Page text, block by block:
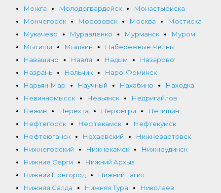
Можга
Молодогвардейск
Монастыриска
Мончегорск
Морозовск Москва
Мостиска
Мукачево
Муравленко Мурманск
Муром
Мытищи
Мышкин
Набережные Челны
Навашино
Навля Надым
Назарово
Назрань
Нальчик
Наро-Фоминск
Нарьян-Мар
Научный Нахабино
Находка
Невинномысск
Невьянск
Недригайлов
Нежин
Нерехта Нерюнгри
Нетишин
Нефтегорск
Нефтекамск
Нефтекумск
Нефтеюганск
Нехаевский
Нижневартовск
Нижнегорский
Нижнекамск
Нижнеудинск
Нижние Серги
Нижний Архыз
Нижний Новгород
Нижний Тагил
Нижняя Салда
Нижняя Тура
Николаев